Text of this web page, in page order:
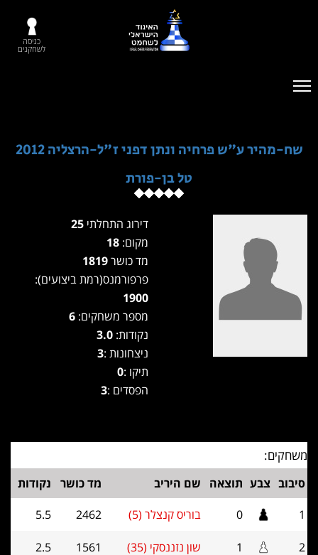
כניסה
לשחקנים
שח-מהיר ע"ש פרחיה ונתן דפני ז"ל-הרצליה 2012
טל בן-פורת
דירוג התחלתי
מקום:
מד כושר
פרפורמנס(רמת ביצועים):
1900
מספר משחקים:
נקודות: 3.0
ניצחונות :3
תיקו :0
הפסדים :3
משחקים:
סיבוב צבע תוצאה שם היריב מד כושר
נקודות
1
0 בוריס קנצלר (5) 2462
5.5
2
1 שון נזננסקי (35) 1561
2.5